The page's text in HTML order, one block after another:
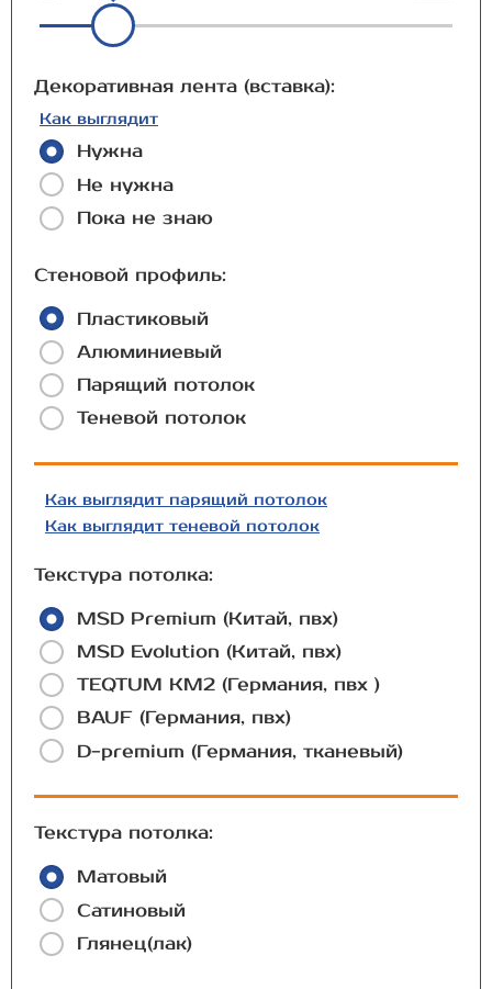
Декоративная лента (вставка):
Как выглядит
Нужна
Не нужна
Пока не знаю
Стеновой профиль:
Пластиковый
Алюминиевый
Парящий потолок
Теневой потолок
Как выглядит парящий потолок
Как выглядит теневой потолок
Текстура потолка:
MSD Premium (Китай, пвх)
MSD Evolution (Китай, пвх)
TEQTUM КМ2 (Германия, пвх )
BAUF (Германия, пвх)
D-premium (Германия, тканевый)
Текстура потолка:
Матовый
Сатиновый
Глянец(лак)